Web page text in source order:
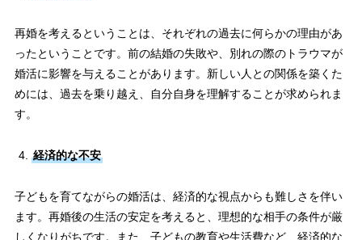
再婚を考えるということは、それぞれの過去に何らかの理由があ
ったということです。前の結婚の失敗や、別れの際のトラウマが
婚活に影響を与えることがあります。新しい人との関係を築くた
めには、過去を乗り越え、自分自身を理解することが求められま
す。
経済的な不安
子どもを育てながらの婚活は、経済的な視点からも難しさを伴い
ます。再婚後の生活の安定を考えると、理想的な相手の条件が厳
しくなりがちです。また、子どもの教育や生活費など、経済的な